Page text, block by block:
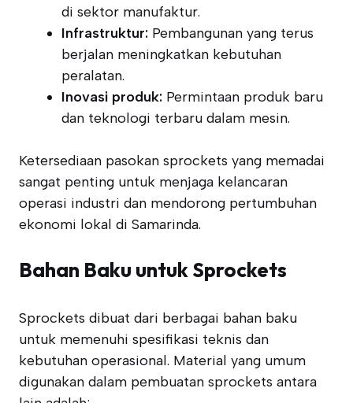
di sektor manufaktur.
Infrastruktur: Pembangunan yang terus
berjalan meningkatkan kebutuhan
peralatan.
Inovasi produk: Permintaan produk baru
dan teknologi terbaru dalam mesin.
Ketersediaan pasokan sprockets yang memadai
sangat penting untuk menjaga kelancaran
operasi industri dan mendorong pertumbuhan
ekonomi lokal di Samarinda.
Bahan Baku untuk Sprockets
Sprockets dibuat dari berbagai bahan baku
untuk memenuhi spesifikasi teknis dan
kebutuhan operasional. Material yang umum
digunakan dalam pembuatan sprockets antara